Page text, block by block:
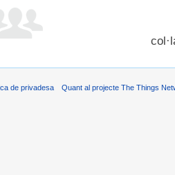
de privadesa Quant al projecte The Things